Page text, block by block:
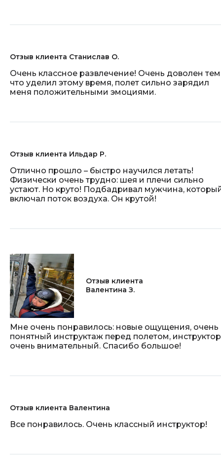
Отзыв клиента Станислав О.
Очень классное развлечение! Очень доволен
что уделил этому время, полет сильно зарядил
меня положительными эмоциями.
Отзыв клиента Ильдар Р.
Отлично прошло – быстро научился летать!
Физически очень трудно: шея и плечи сильно
устают. Но круто! Подбадривал мужчина,
включал поток воздуха. Он крутой!
Отзыв клиента
Валентина З.
Мне очень понравилось: новые ощущения, очень
понятный инструктаж перед полетом, инструктор
очень внимательный. Спасибо большое!
Отзыв клиента Валентина
Все понравилось. Очень классный инструктор!